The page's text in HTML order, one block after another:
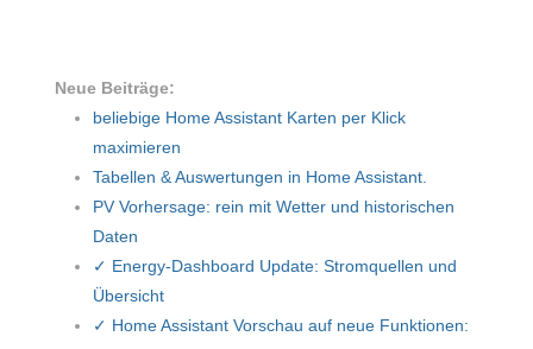
Neue Beiträge:
beliebige Home Assistant Karten per Klick
maximieren
Tabellen & Auswertungen in Home Assistant.
PV Vorhersage: rein mit Wetter und historischen
Daten
✓ Energy-Dashboard Update: Stromquellen und
Übersicht
✓ Home Assistant Vorschau auf neue Funktionen: